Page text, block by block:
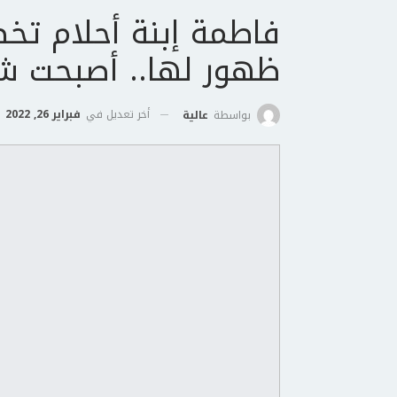
فاطمة إبنة أحلام
ظهور لها.. أصبحت
بواسطة عالية أخر تعديل في فبراير 26, 2022